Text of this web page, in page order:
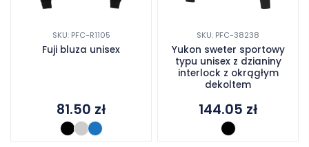
SKU: PFC-R1105
Fuji bluza unisex
81.50 zł
SKU: PFC-38238
Yukon sweter sportowy
typu unisex z dzianiny
interlock z okrągłym
dekoltem
144.05 zł